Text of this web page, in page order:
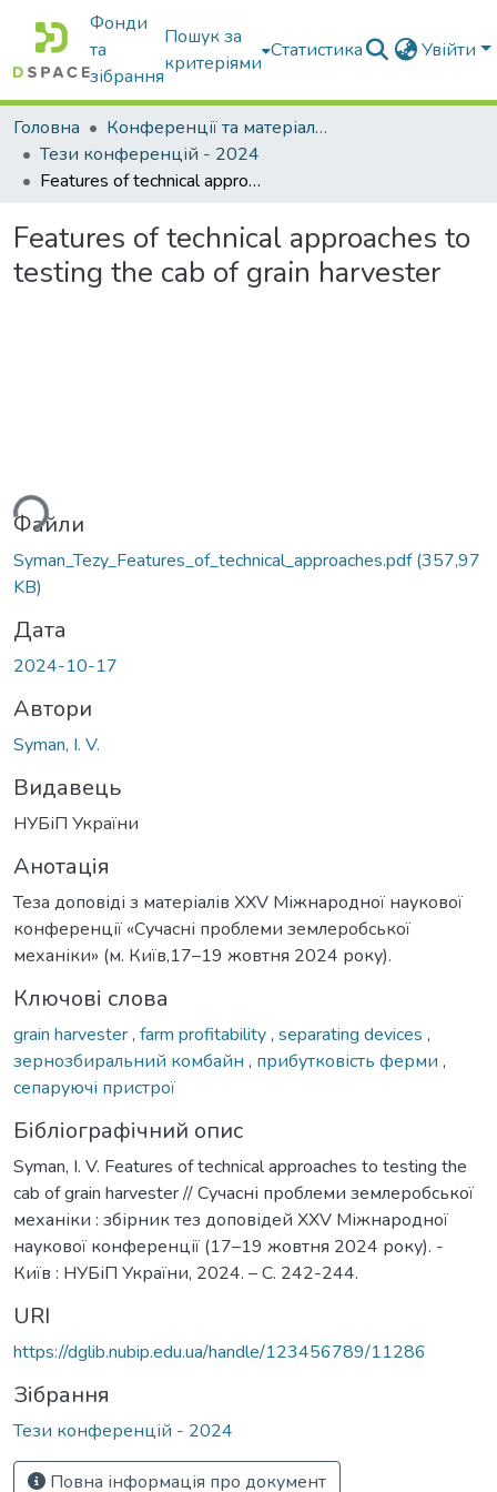
Фонди
та
зібрання
Пошук за
критеріями
Статистика Увійти
Головна
Конференції та матеріали конференцій
Тези конференцій - 2024
Features of technical approaches to testing the cab of grain harvester
Features of technical approaches to
testing the cab of grain harvester
Файли
Syman_Tezy_Features_of_technical_approaches.pdf(357,97
KB)
Дата
2024-10-17
Автори
Syman, I. V.
Видавець
НУБіП України
Анотація
Теза доповіді з матеріалів XХV Міжнародної наукової
конференції «Сучасні проблеми землеробської
механіки» (м. Київ,17–19 жовтня 2024 року).
Ключові слова
grain harvester, farm profitability, separating devices ,
зернозбиральний комбайн , прибутковість ферми ,
сепаруючі пристрої
Бібліографічний опис
Syman, I. V. Features of technical approaches to testing the
cab of grain harvester // Сучасні проблеми землеробської
механіки : збірник тез доповідей XХV Міжнародної
наукової конференції (17–19 жовтня 2024 року). -
Київ : НУБіП України, 2024. – С. 242-244.
URI
https://dglib.nubip.edu.ua/handle/123456789/11286
Зібрання
Тези конференцій - 2024
Повна інформація про документ